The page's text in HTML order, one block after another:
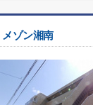
メゾン湘南